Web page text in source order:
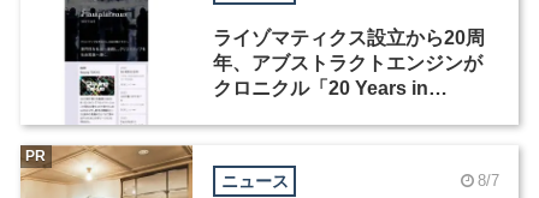
ライゾマティクス設立から20周
年、アブストラクトエンジンが
クロニクル「20 Years in
ニュース 8/7
PR